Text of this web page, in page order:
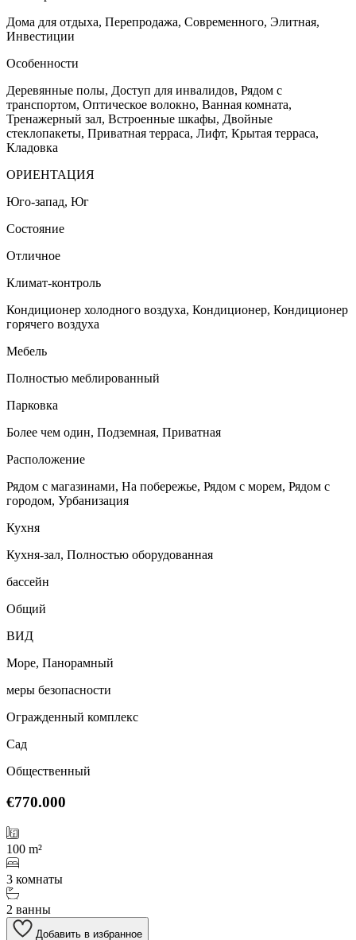
Дома для отдыха, Перепродажа, Cовременного, Элитная,
Инвестиции
Особенности
Деревянные полы, Доступ для инвалидов, Рядом с
транспортом, Оптическое волокно, Ванная комната,
Тренажерный зал, Встроенные шкафы, Двойные
стеклопакеты, Приватная терраса, Лифт, Крытая терраса,
Кладовка
ОРИЕНТАЦИЯ
Юго-запад, Юг
Состояние
Отличное
Климат-контроль
Кондиционер холодного воздуха, Кондиционер, Кондиционер
горячего воздуха
Мебель
Полностью меблированный
Парковка
Более чем один, Подземная, Приватная
Расположение
Рядом с магазинами, На побережье, Рядом с морем, Рядом с
городом, Урбанизация
Кухня
Кухня-зал, Полностью оборудованная
бассейн
Общий
ВИД
Море, Панорамный
меры безопасности
Огражденный комплекс
Сад
Общественный
€770.000
100 m²
3 комнаты
2 ванны
Добавить в избранное